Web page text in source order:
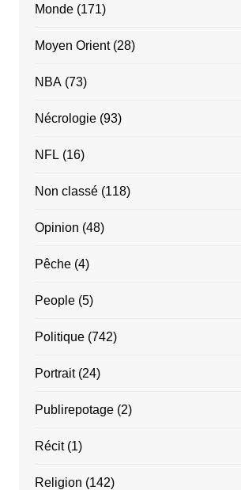
Monde(171)
Moyen Orient(28)
NBA(73)
Nécrologie(93)
NFL (16)
Non classé(118)
Opinion (48)
Pêche(4)
People(5)
Politique(742)
Portrait(24)
Publirepotage(2)
Récit(1)
Religion (142)